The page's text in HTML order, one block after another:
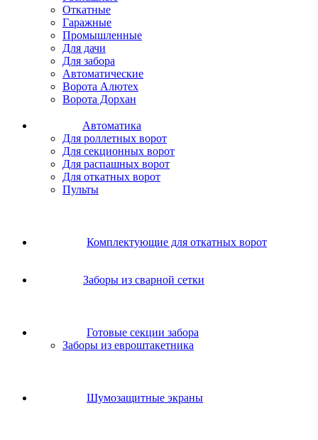
Откатные
Гаражные
Промышленные
Для дачи
Для забора
Автоматические
Ворота Алютех
Ворота Дорхан
Автоматика
Для роллетных ворот
Для секционных ворот
Для распашных ворот
Для откатных ворот
Пульты
Комплектующие для откатных ворот
Заборы из сварной сетки
Готовые секции забора
Заборы из евроштакетника
Шумозащитные экраны